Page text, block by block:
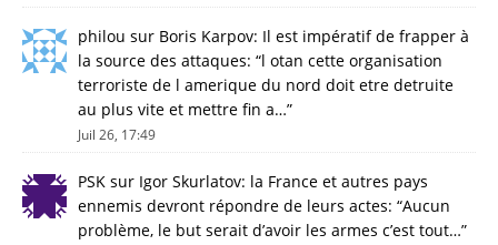
philou sur Boris Karpov: Il est impératif de frapper à
la source des attaques: “l otan cette organisation
terroriste de l amerique du nord doit etre detruite
au plus vite et mettre fin a…”
Juil 26, 17:49
PSK sur Igor Skurlatov: la France et autres pays
ennemis devront répondre de leurs actes: “Aucun
problème, le but serait d’avoir les armes c’est tout…”